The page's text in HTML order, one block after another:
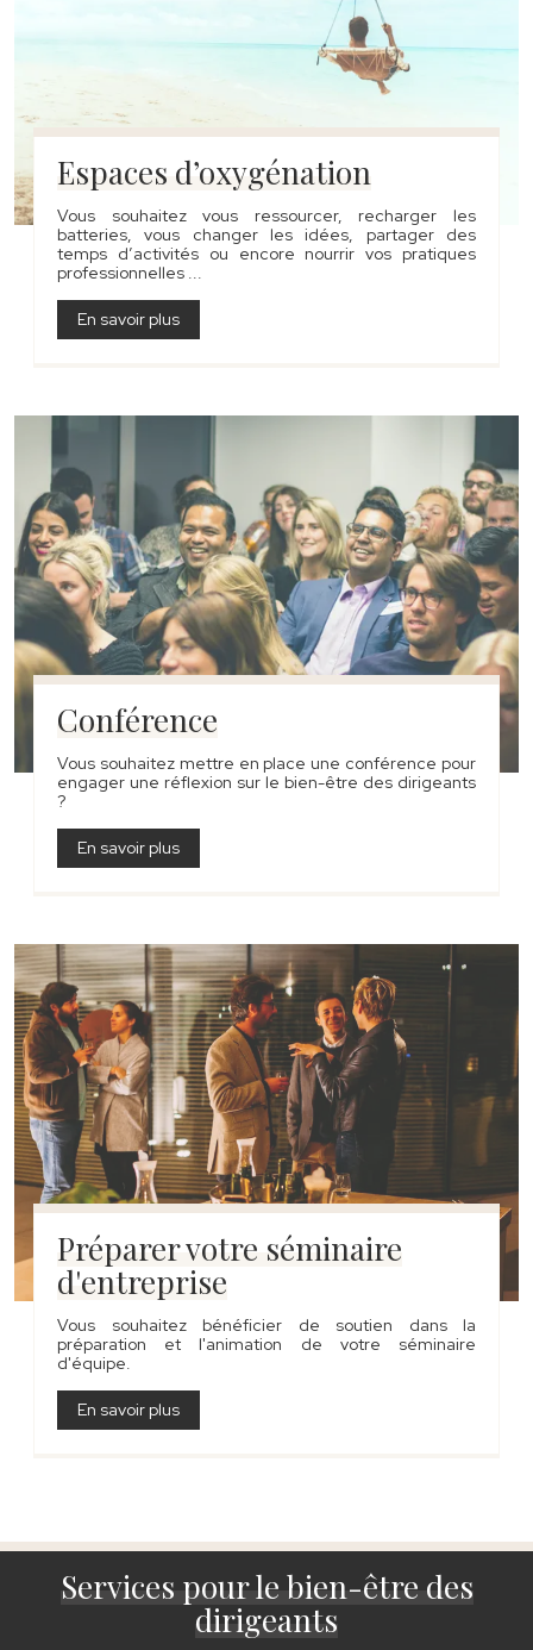
Espaces d’oxygénation
Vous souhaitez vous ressourcer, recharger les
batteries, vous changer les idées, partager des
temps d’activités ou encore nourrir vos pratiques
professionnelles ...
En savoir plus
Conférence
Vous souhaitez mettre en place une conférence pour
engager une réflexion sur le bien-être des dirigeants
?
En savoir plus
Préparer votre séminaire
d'entreprise
Vous souhaitez bénéficier de soutien dans la
préparation et l'animation de votre séminaire
d'équipe.
En savoir plus
Services pour le bien-être des
dirigeants